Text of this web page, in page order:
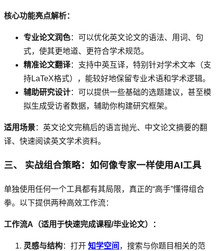
核心功能亮点解析：
专业论文润色：可以优化英文论文的语法、用词、句
式，使其更地道、更符合学术规范。
精准论文翻译：支持中英互译，特别针对学术文本（支
持LaTeX格式），能较好地保留专业术语和学术逻辑。
辅助研究设计：可以提供一些基础的选题建议，甚至模
拟生成受访者数据，辅助你构建研究框架。
适用场景：英文论文完稿后的语言抛光、中文论文摘要的翻
译、快速阅读英文学术资料。
三、 实战组合策略：如何像专家一样使用AI工具
单独使用任何一个工具都有其局限，真正的“高手”懂得组合
拳。以下提供两种高效工作流：
工作流A（适用于快速完成课程/毕业论文）：
灵感与结构：打开 知学空间 ，搜索与你题目相关的范